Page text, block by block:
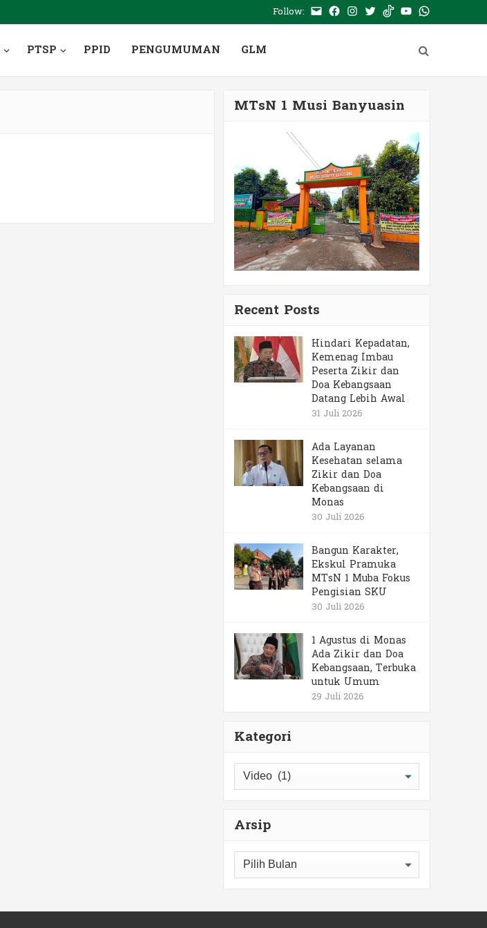
Follow: E- Facebook
Instagram
TwitterTiktokYoutubeWhatsApp
PTSP PPID PENGUMUMAN GLM
MTsN 1 Musi Banyuasin
Recent Posts
Hindari Kepadatan,
Kemenag Imbau
Peserta Zikir dan
Doa Kebangsaan
Datang Lebih Awal
31 Juli 2026
Ada Layanan
Kesehatan selama
Zikir dan Doa
Kebangsaan di
Monas
30 Juli 2026
Bangun Karakter,
Ekskul Pramuka
MTsN 1 Muba Fokus
Pengisian SKU
30 Juli 2026
1 Agustus di Monas
Ada Zikir dan Doa
Kebangsaan, Terbuka
untuk Umum
29 Juli 2026
Kategori
Kategori
Arsip
Arsip